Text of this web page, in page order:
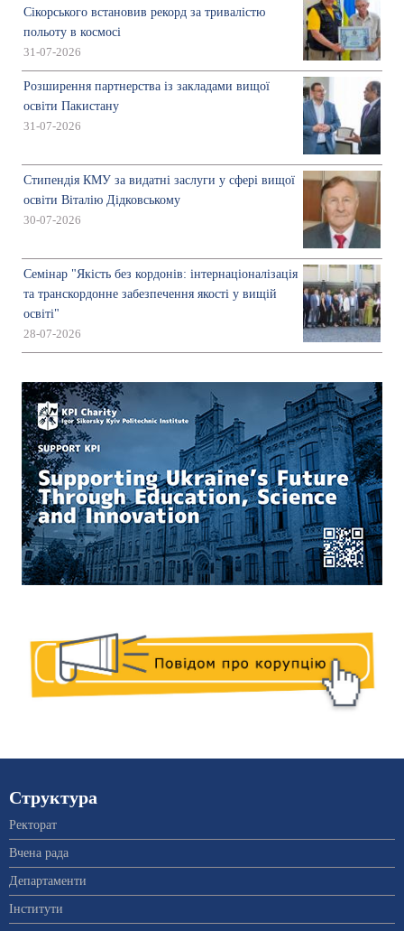
Сікорського встановив рекорд за тривалістю
польоту в космосі
31-07-2026
Розширення партнерства із закладами вищої
освіти Пакистану
31-07-2026
Стипендія КМУ за видатні заслуги у сфері вищої
освіти Віталію Дідковському
30-07-2026
Семінар "Якість без кордонів: інтернаціоналізація
та транскордонне забезпечення якості у вищій
освіті"
28-07-2026
Структура
Ректорат
Вчена рада
Департаменти
Інститути